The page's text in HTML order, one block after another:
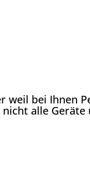
bei Ihnen
alle